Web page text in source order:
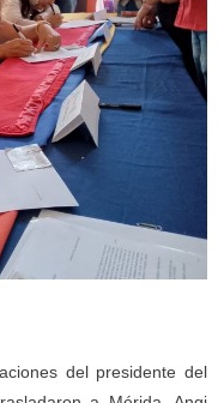
del presidente del